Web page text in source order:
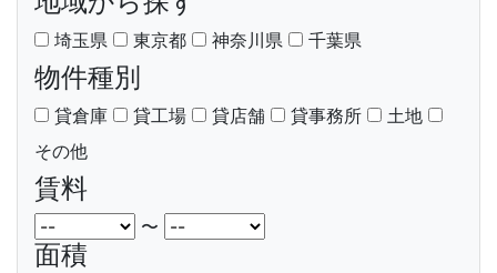
埼玉県 東京都 神奈川県 千葉県
物件種別
貸倉庫 貸工場 貸店舗 貸事務所
土地
その他
賃料
〜
面積